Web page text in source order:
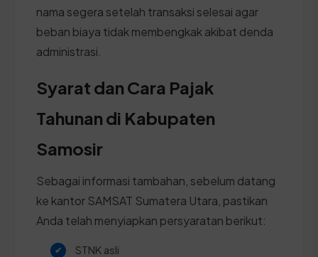
nama segera setelah transaksi selesai agar
beban biaya tidak membengkak akibat denda
administrasi.
Syarat dan Cara Pajak
Tahunan di Kabupaten
Samosir
Sebagai informasi tambahan, sebelum datang
ke kantor SAMSAT Sumatera Utara, pastikan
Anda telah menyiapkan persyaratan berikut:
STNK asli